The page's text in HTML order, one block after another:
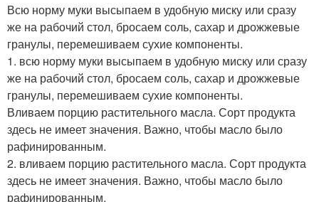
Всю норму муки высыпаем в удобную миску или сразу
же на рабочий стол, бросаем соль, сахар и дрожжевые
гранулы, перемешиваем сухие компоненты.
1. всю норму муки высыпаем в удобную миску или сразу
же на рабочий стол, бросаем соль, сахар и дрожжевые
гранулы, перемешиваем сухие компоненты.
Вливаем порцию растительного масла. Сорт продукта
здесь не имеет значения. Важно, чтобы масло было
рафинированным.
2. вливаем порцию растительного масла. Сорт продукта
здесь не имеет значения. Важно, чтобы масло было
рафинированным.